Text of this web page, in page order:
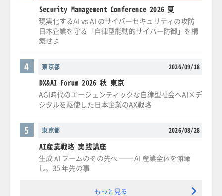
Security Management Conference 2026 夏
現実化するAI vs AI のサイバーセキュリティの攻防
日本企業を守る「自律型能動的サイバー防御」を構
築せよ
東京都 2026/09/18
4
DX&AI Forum 2026 秋 東京
AGI時代のエージェンティックな自律型社会へAI×デ
ジタルを駆使した日本企業のAX戦略
東京都 2026/08/28
5
AI産業戦略 実践講座
生成 AI ブームのその先へ ── AI 産業全体を俯瞰
し、35 年先の事
もっと見る